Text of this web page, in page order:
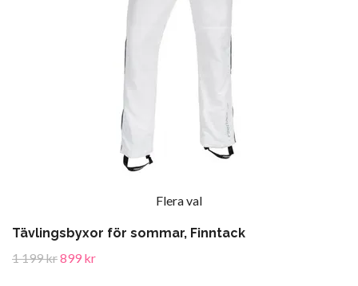
Flera val
Tävlingsbyxor för sommar, Finntack
1 199 kr899 kr